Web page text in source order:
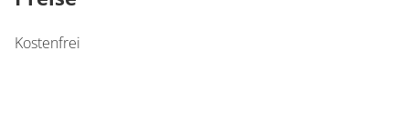
Kostenfrei